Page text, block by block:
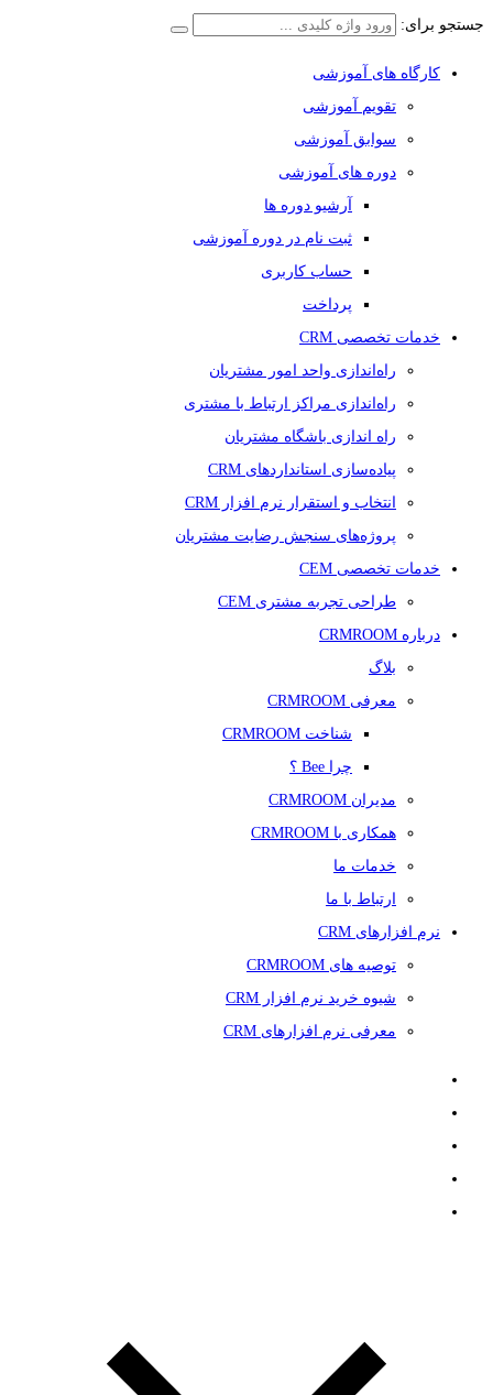
جستجو برای:
کارگاه های آموزشی
تقویم آموزشی
سوابق آموزشی
دوره های آموزشی
آرشیو دوره ها
ثبت نام در دوره آموزشی
حساب کاربری
پرداخت
خدمات تخصصی CRM
راه‌اندازی واحد امور مشتریان
راه‌اندازی مراکز ارتباط با مشتری
راه اندازی باشگاه مشتریان
پیاده‌سازی استانداردهای CRM
انتخاب و استقرار نرم افزار CRM
پروژه‌های سنجش رضایت مشتریان
خدمات تخصصی CEM
طراحی تجربه مشتری CEM
درباره CRMROOM
بلاگ
معرفی CRMROOM
شناخت CRMROOM
چرا Bee ؟
مدیران CRMROOM
همکاری با CRMROOM
خدمات ما
ارتباط با ما
نرم افزارهای CRM
توصیه های CRMROOM
شیوه خرید نرم افزار CRM
معرفی نرم افزارهای CRM